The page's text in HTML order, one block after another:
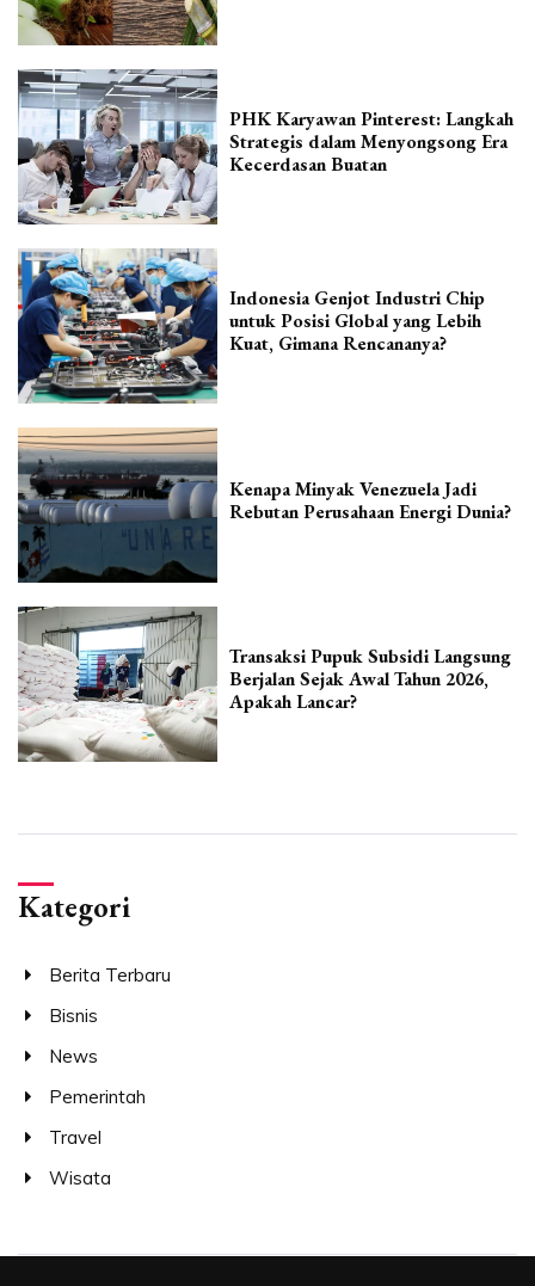
PHK Karyawan Pinterest: Langkah
Strategis dalam Menyongsong Era
Kecerdasan Buatan
Indonesia Genjot Industri Chip
untuk Posisi Global yang Lebih
Kuat, Gimana Rencananya?
Kenapa Minyak Venezuela Jadi
Rebutan Perusahaan Energi Dunia?
Transaksi Pupuk Subsidi Langsung
Berjalan Sejak Awal Tahun 2026,
Apakah Lancar?
Kategori
Berita Terbaru
Bisnis
News
Pemerintah
Travel
Wisata